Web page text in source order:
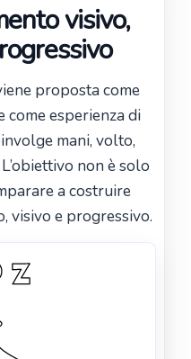
visivo,
proposta come
esperienza di
mani, volto,
non è solo
a costruire
visivo e progressivo.